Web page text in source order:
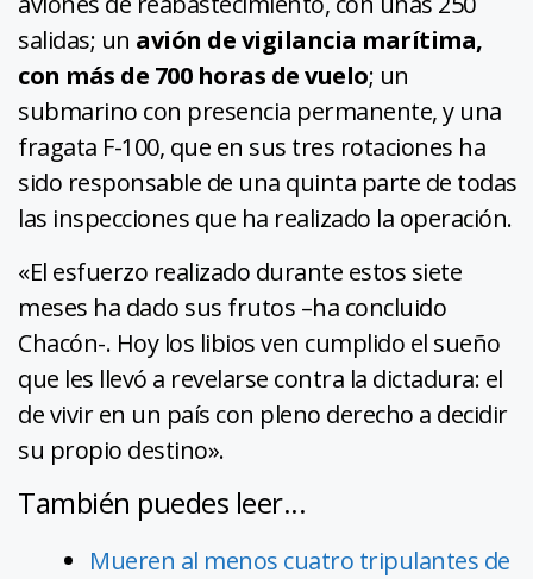
salidas; un avión de vigilancia marítima,
con más de 700 horas de vuelo; un
submarino con presencia permanente, y una
fragata F-100, que en sus tres rotaciones ha
sido responsable de una quinta parte de todas
las inspecciones que ha realizado la operación.
«El esfuerzo realizado durante estos siete
meses ha dado sus frutos –ha concluido
Chacón-. Hoy los libios ven cumplido el sueño
que les llevó a revelarse contra la dictadura: el
de vivir en un país con pleno derecho a decidir
su propio destino».
También puedes leer...
Mueren al menos cuatro tripulantes de